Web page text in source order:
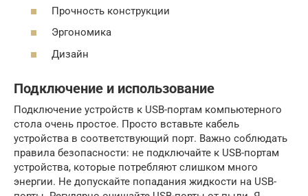
Прочность конструкции
Эргономика
Дизайн
Подключение и использование
Подключение устройств к USB-портам компьютерного
стола очень простое. Просто вставьте кабель
устройства в соответствующий порт. Важно соблюдать
правила безопасности: не подключайте к USB-портам
устройства, которые потребляют слишком много
энергии. Не допускайте попадания жидкости на USB-